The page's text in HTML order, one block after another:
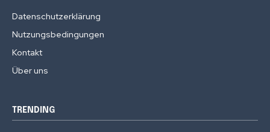
Datenschutzerklärung
Nutzungsbedingungen
Kontakt
Über uns
TRENDING